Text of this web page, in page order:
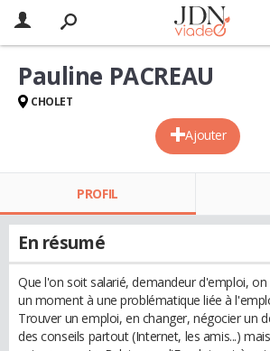
Ajouter
Pauline PACREAU
CHOLET
PROFIL
En résumé
Que l'on soit salarié, demandeur d'emploi,
un moment à une problématique liée à
Trouver un emploi, en changer, négocier un
des conseils partout (Internet, les amis...)